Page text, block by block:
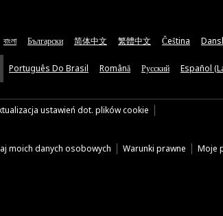
বাংলা Български 简体中文 繁體中文 Čeština
Português Do Brasil Română Русский Español
ustawień dot. plików cookie
moich danych osobowych Warunki prawne Moje